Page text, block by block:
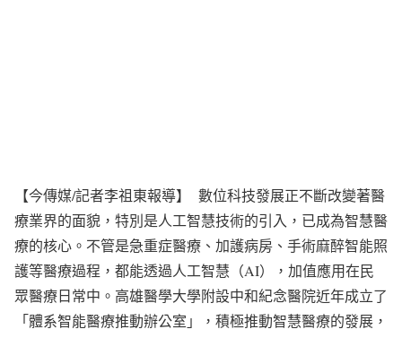
【今傳媒/記者李祖東報導】 數位科技發展正不斷改變著醫
療業界的面貌，特別是人工智慧技術的引入，已成為智慧醫
療的核心。不管是急重症醫療、加護病房、手術麻醉智能照
護等醫療過程，都能透過人工智慧（AI），加值應用在民
眾醫療日常中。高雄醫學大學附設中和紀念醫院近年成立了
「體系智能醫療推動辦公室」，積極推動智慧醫療的發展，